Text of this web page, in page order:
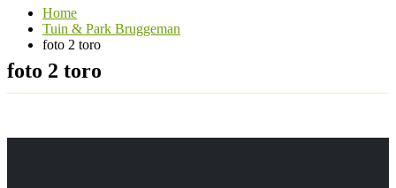
Home
Tuin & Park Bruggeman
foto 2 toro
foto 2 toro